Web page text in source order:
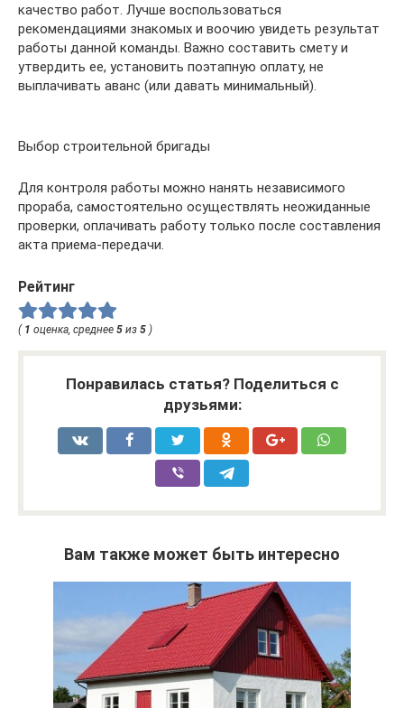
качество работ. Лучше воспользоваться
рекомендациями знакомых и воочию увидеть результат
работы данной команды. Важно составить смету и
утвердить ее, установить поэтапную оплату, не
выплачивать аванс (или давать минимальный).
Выбор строительной бригады
Для контроля работы можно нанять независимого
прораба, самостоятельно осуществлять неожиданные
проверки, оплачивать работу только после составления
акта приема-передачи.
Рейтинг
( 1 оценка, среднее 5 из 5 )
Понравилась статья? Поделиться с
друзьями:
Вам также может быть интересно